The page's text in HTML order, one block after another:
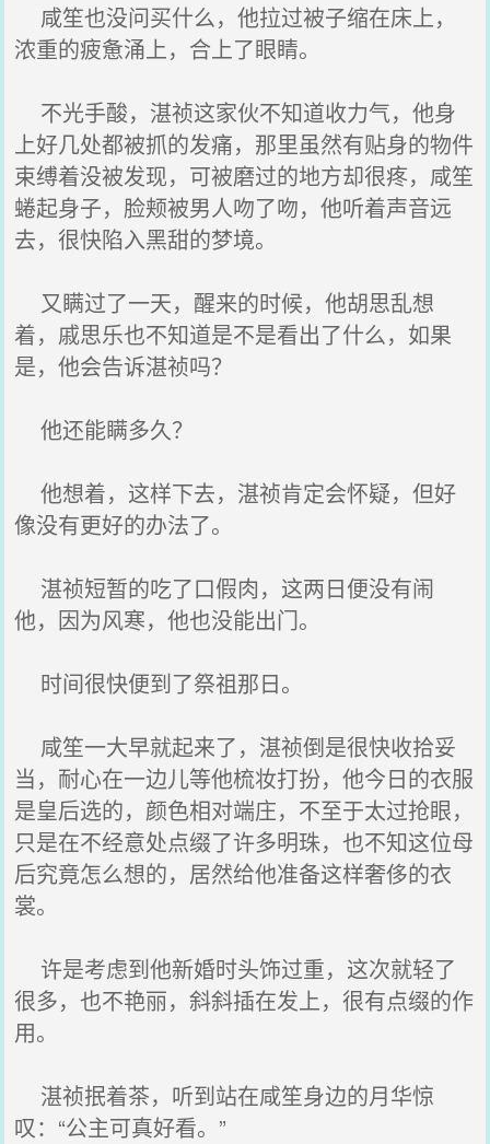
咸笙也没问买什么，他拉过被子缩在床上，
浓重的疲惫涌上，合上了眼睛。
不光手酸，湛祯这家伙不知道收力气，他身
上好几处都被抓的发痛，那里虽然有贴身的物件
束缚着没被发现，可被磨过的地方却很疼，咸笙
蜷起身子，脸颊被男人吻了吻，他听着声音远
去，很快陷入黑甜的梦境。
又瞒过了一天，醒来的时候，他胡思乱想
着，戚思乐也不知道是不是看出了什么，如果
是，他会告诉湛祯吗？
他还能瞒多久？
他想着，这样下去，湛祯肯定会怀疑，但好
像没有更好的办法了。
湛祯短暂的吃了口假肉，这两日便没有闹
他，因为风寒，他也没能出门。
时间很快便到了祭祖那日。
咸笙一大早就起来了，湛祯倒是很快收拾妥
当，耐心在一边儿等他梳妆打扮，他今日的衣服
是皇后选的，颜色相对端庄，不至于太过抢眼，
只是在不经意处点缀了许多明珠，也不知这位母
后究竟怎么想的，居然给他准备这样奢侈的衣
裳。
许是考虑到他新婚时头饰过重，这次就轻了
很多，也不艳丽，斜斜插在发上，很有点缀的作
用。
湛祯抿着茶，听到站在咸笙身边的月华惊
叹：“公主可真好看。”